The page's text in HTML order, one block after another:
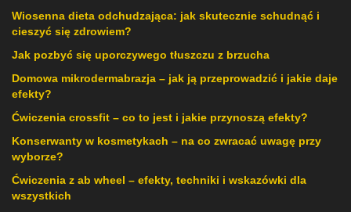
Wiosenna dieta odchudzająca: jak skutecznie schudnąć i
cieszyć się zdrowiem?
Jak pozbyć się uporczywego tłuszczu z brzucha
Domowa mikrodermabrazja – jak ją przeprowadzić i jakie daje
efekty?
Ćwiczenia crossfit – co to jest i jakie przynoszą efekty?
Konserwanty w kosmetykach – na co zwracać uwagę przy
wyborze?
Ćwiczenia z ab wheel – efekty, techniki i wskazówki dla
wszystkich